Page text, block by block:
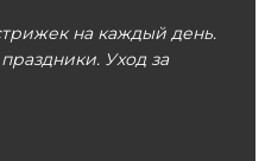
на каждый день.
Уход за